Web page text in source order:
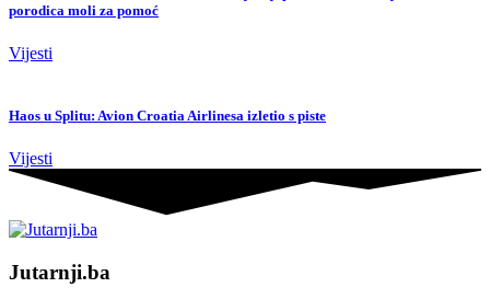
porodica moli za pomoć
Vijesti
Haos u Splitu: Avion Croatia Airlinesa izletio s piste
Vijesti
Jutarnji.ba